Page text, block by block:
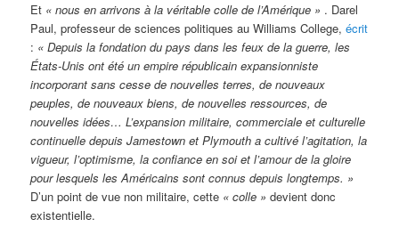
Et « nous en arrivons à la véritable colle de l’Amérique » . Darel
Paul, professeur de sciences politiques au Williams College,écrit
: « Depuis la fondation du pays dans les feux de la guerre, les
États-Unis ont été un empire républicain expansionniste
incorporant sans cesse de nouvelles terres, de nouveaux
peuples, de nouveaux biens, de nouvelles ressources, de
nouvelles idées… L’expansion militaire, commerciale et culturelle
continuelle depuis Jamestown et Plymouth a cultivé l’agitation, la
vigueur, l’optimisme, la confiance en soi et l’amour de la gloire
pour lesquels les Américains sont connus depuis longtemps. »
D’un point de vue non militaire, cette « colle » devient donc
existentielle.